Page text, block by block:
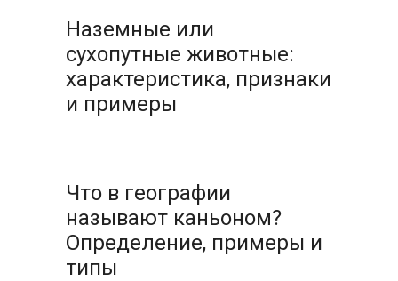
Наземные или
сухопутные животные:
характеристика, признаки
и примеры
Что в географии
называют каньоном?
Определение, примеры и
типы